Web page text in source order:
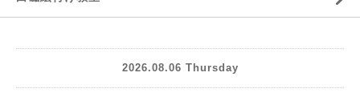
2026.08.06 Thursday